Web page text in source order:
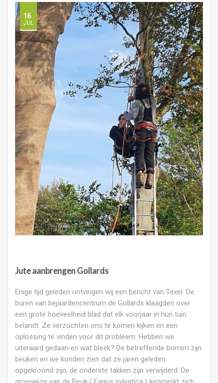
16
JUL
Jute aanbrengen Gollards
Enige tijd geleden ontvingen wij een bericht van Texel. De
buren van bejaardencentrum de Gollards klaagden over
een grote hoeveelheid blad dat elk voorjaar in hun tuin
belandt. Ze verzochten ons te komen kijken en een
oplossing te vinden voor dit probleem. Hebben we
uiteraard gedaan en wat bleek? De betreffende bomen zijn
beuken en we konden zien dat ze jaren geleden
opgekroond zijn, de onderste takken zijn verwijderd. De